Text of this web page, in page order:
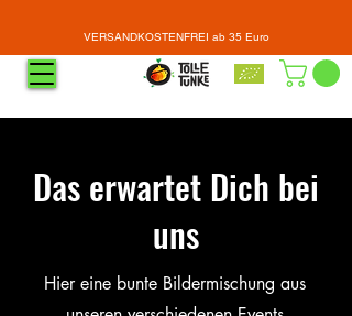
VERSANDKOSTENFREI ab 35 Euro
Das erwartet Dich bei
uns
Hier eine bunte Bildermischung aus